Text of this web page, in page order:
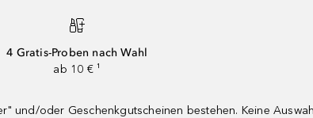
4 Gratis-Proben nach Wahl
ab 10 € ¹
und/oder Geschenkgutscheinen bestehen. Keine